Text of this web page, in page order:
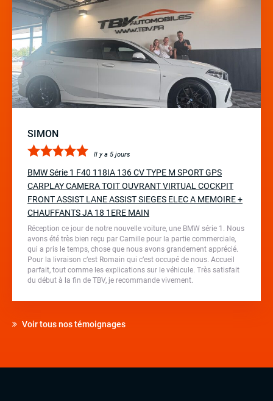
SIMON
Il y a 5 jours
BMW Série 1 F40 118IA 136 CV TYPE M SPORT GPS
CARPLAY CAMERA TOIT OUVRANT VIRTUAL COCKPIT
FRONT ASSIST LANE ASSIST SIEGES ELEC A MEMOIRE +
CHAUFFANTS JA 18 1ERE MAIN
Réception ce jour de notre nouvelle voiture, une BMW série 1. Nous
avons été très bien reçu par Camille pour la partie commerciale,
qui a pris le temps, chose que nous avons grandement apprécié.
Pour la livraison c’est Romain qui c’est occupé de nous. Accueil
parfait, tout comme les explications sur le véhicule. Très satisfait
du début à la fin de TBV, je recommande vivement.
Voir tous nos témoignages